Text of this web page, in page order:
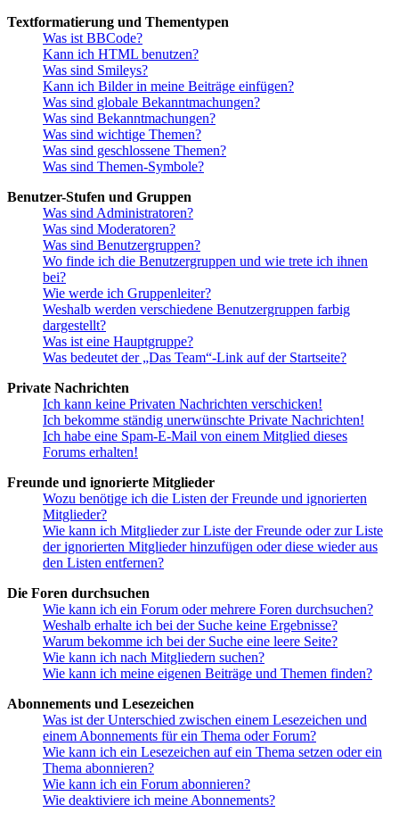
Textformatierung und Thementypen
Was ist BBCode?
Kann ich HTML benutzen?
Was sind Smileys?
Kann ich Bilder in meine Beiträge einfügen?
Was sind globale Bekanntmachungen?
Was sind Bekanntmachungen?
Was sind wichtige Themen?
Was sind geschlossene Themen?
Was sind Themen-Symbole?
Benutzer-Stufen und Gruppen
Was sind Administratoren?
Was sind Moderatoren?
Was sind Benutzergruppen?
Wo finde ich die Benutzergruppen und wie trete ich ihnen
bei?
Wie werde ich Gruppenleiter?
Weshalb werden verschiedene Benutzergruppen farbig
dargestellt?
Was ist eine Hauptgruppe?
Was bedeutet der „Das Team“-Link auf der Startseite?
Private Nachrichten
Ich kann keine Privaten Nachrichten verschicken!
Ich bekomme ständig unerwünschte Private Nachrichten!
Ich habe eine Spam-E-Mail von einem Mitglied dieses
Forums erhalten!
Freunde und ignorierte Mitglieder
Wozu benötige ich die Listen der Freunde und ignorierten
Mitglieder?
Wie kann ich Mitglieder zur Liste der Freunde oder zur Liste
der ignorierten Mitglieder hinzufügen oder diese wieder aus
den Listen entfernen?
Die Foren durchsuchen
Wie kann ich ein Forum oder mehrere Foren durchsuchen?
Weshalb erhalte ich bei der Suche keine Ergebnisse?
Warum bekomme ich bei der Suche eine leere Seite?
Wie kann ich nach Mitgliedern suchen?
Wie kann ich meine eigenen Beiträge und Themen finden?
Abonnements und Lesezeichen
Was ist der Unterschied zwischen einem Lesezeichen und
einem Abonnements für ein Thema oder Forum?
Wie kann ich ein Lesezeichen auf ein Thema setzen oder ein
Thema abonnieren?
Wie kann ich ein Forum abonnieren?
Wie deaktiviere ich meine Abonnements?